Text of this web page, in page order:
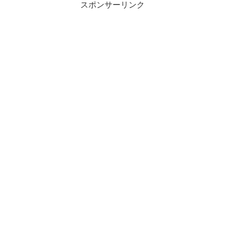
スポンサーリンク